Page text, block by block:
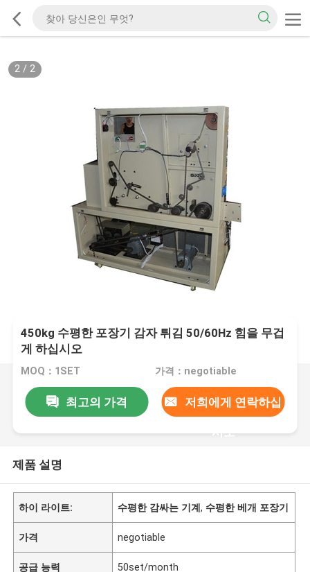
2/ 2
450kg 수평한 포장기 감자 튀김 50/60Hz 힘을 무겁
게 하십시오
MOQ：1SET 가격：negotiable
최고의 가격 저희에게 연락하십
시오
제품 설명
하이 라이트: 수평한 감싸는 기계, 수평한 베개 포장기
가격 negotiable
공급 능력 50set/month